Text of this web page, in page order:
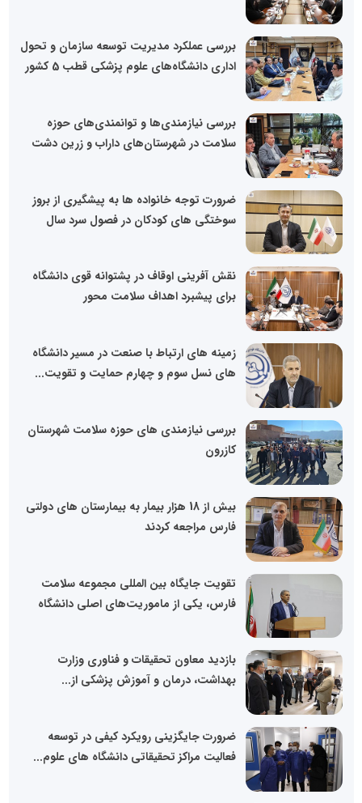
بررسی عملکرد مدیریت توسعه سازمان و تحول
اداری دانشگاه‌های علوم پزشکی قطب 5 کشور
بررسی نیازمندی‌ها و توانمندی‌های حوزه
سلامت در شهرستان‌های داراب و زرین ‌دشت
ضرورت توجه خانواده ها به پیشگیری از بروز
سوختگی های کودکان در فصول سرد سال
نقش آفرینی اوقاف در پشتوانه قوی دانشگاه
برای پیشبرد اهداف سلامت محور
زمینه های ارتباط با صنعت در مسیر دانشگاه
های نسل سوم و چهارم حمایت و تقویت...
بررسی نیازمندی های حوزه سلامت شهرستان
کازرون
بیش از 18 هزار بیمار به بیمارستان های دولتی
فارس مراجعه کردند
تقویت جایگاه بین المللی مجموعه سلامت
فارس، یکی از ماموریت‌های اصلی دانشگاه
بازدید معاون تحقیقات و فناوری وزارت
بهداشت، درمان و آموزش پزشکی از...
ضرورت جایگزینی رویکرد کیفی در توسعه
فعالیت مراکز تحقیقاتی دانشگاه های علوم...